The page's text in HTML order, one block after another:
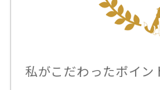
私がこだわったポイン